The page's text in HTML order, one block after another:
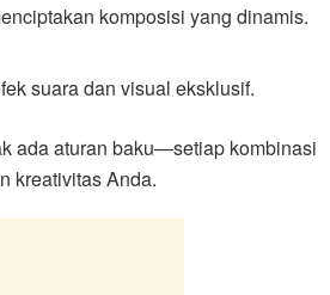
komposisi yang dinamis.
suara dan visual eksklusif.
ada aturan baku—setiap kombinasi
kreativitas Anda.